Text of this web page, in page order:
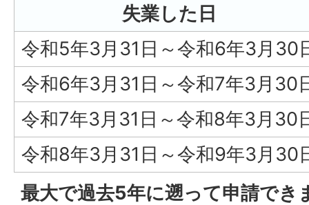
失業した日
令和5年3月31日～令和6年3月30
令和6年3月31日～令和7年3月30
令和7年3月31日～令和8年3月30
令和8年3月31日～令和9年3月30
最大で過去5年に遡って申請でき